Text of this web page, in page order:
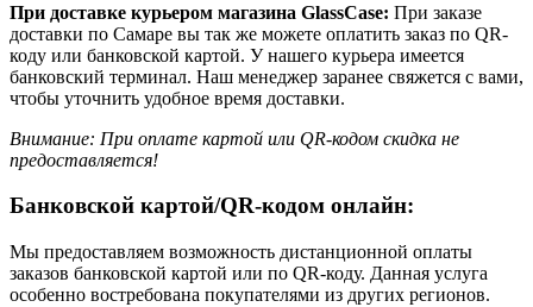
При доставке курьером магазина GlassCase: При заказе
доставки по Самаре вы так же можете оплатить заказ по QR-
коду или банковской картой. У нашего курьера имеется
банковский терминал. Наш менеджер заранее свяжется с вами,
чтобы уточнить удобное время доставки.
Внимание: При оплате картой или QR-кодом скидка не
предоставляется!
Банковской картой/QR-кодом онлайн:
Мы предоставляем возможность дистанционной оплаты
заказов банковской картой или по QR-коду. Данная услуга
особенно востребована покупателями из других регионов.